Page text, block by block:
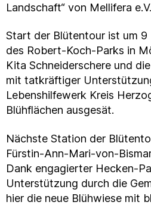
Landschaft“ von Mellifera
Start der Blütentour ist um 9
des Robert-Koch-Parks in
Kita Schneiderschere und
mit tatkräftiger
Lebenshilfewerk Kreis
Blühflächen ausgesät.
Nächste Station der
Fürstin-Ann-Mari-von-
Dank engagierter Hecken-
Unterstützung durch die
hier die neue Blühwiese mit